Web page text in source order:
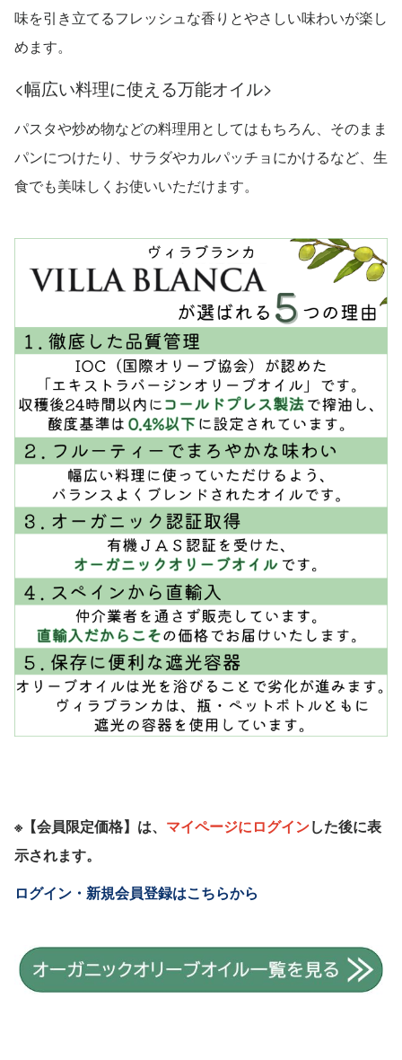
味を引き立てるフレッシュな香りとやさしい味わいが楽し
めます。
<幅広い料理に使える万能オイル>
パスタや炒め物などの料理用としてはもちろん、そのまま
パンにつけたり、サラダやカルパッチョにかけるなど、生
食でも美味しくお使いいただけます。
※【会員限定価格】は、 マイページにログインした後に表
示されます。
ログイン・新規会員登録はこちらから